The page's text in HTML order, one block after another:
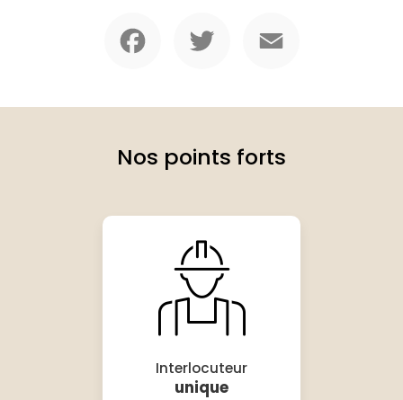
Nos points forts
Interlocuteur
unique